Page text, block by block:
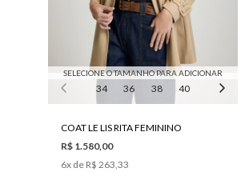
SELECIONE O TAMANHO PARA ADICIONAR
34 36 38 40
COAT LE LIS RITA FEMININO
R$ 1.580,00
6x de R$ 263,33